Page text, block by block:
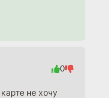
0
не хочу